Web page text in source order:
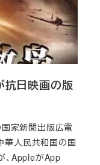
日映画の版
家新聞出版広電
華人民共和国の国
、AppleがApp